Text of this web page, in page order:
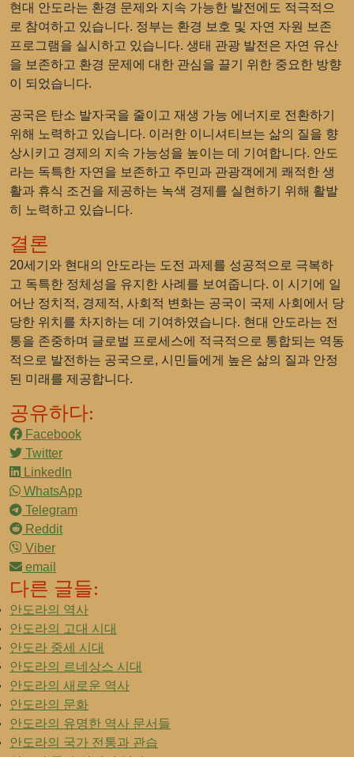
현대 안도라는 환경 문제와 지속 가능한 발전에도 적극적으
로 참여하고 있습니다. 정부는 환경 보호 및 자연 자원 보존
프로그램을 실시하고 있습니다. 생태 관광 발전은 자연 유산
을 보존하고 환경 문제에 대한 관심을 끌기 위한 중요한 방향
이 되었습니다.
공국은 탄소 발자국을 줄이고 재생 가능 에너지로 전환하기
위해 노력하고 있습니다. 이러한 이니셔티브는 삶의 질을 향
상시키고 경제의 지속 가능성을 높이는 데 기여합니다. 안도
라는 독특한 자연을 보존하고 주민과 관광객에게 쾌적한 생
활과 휴식 조건을 제공하는 녹색 경제를 실현하기 위해 활발
히 노력하고 있습니다.
결론
20세기와 현대의 안도라는 도전 과제를 성공적으로 극복하
고 독특한 정체성을 유지한 사례를 보여줍니다. 이 시기에 일
어난 정치적, 경제적, 사회적 변화는 공국이 국제 사회에서 당
당한 위치를 차지하는 데 기여하였습니다. 현대 안도라는 전
통을 존중하며 글로벌 프로세스에 적극적으로 통합되는 역동
적으로 발전하는 공국으로, 시민들에게 높은 삶의 질과 안정
된 미래를 제공합니다.
공유하다:
Facebook
Twitter
LinkedIn
WhatsApp
Telegram
Reddit
Viber
email
다른 글들:
안도라의 역사
안도라의 고대 시대
안도라 중세 시대
안도라의 르네상스 시대
안도라의 새로운 역사
안도라의 문화
안도라의 유명한 역사 문서들
안도라의 국가 전통과 관습